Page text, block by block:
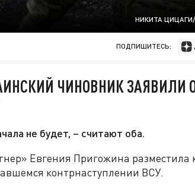
НИКИТА ЦИЦАГИ/
ПОДПИШИТЕСЬ:
ЧИНОВНИК ЗАЯВИЛИ
не будет, – считают оба.
Евгения Пригожина разместила
контрнаступлении ВСУ.